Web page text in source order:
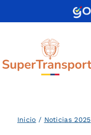
Inicio / Noticias 2025